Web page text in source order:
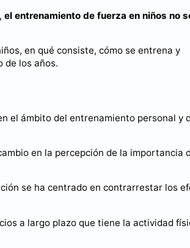
el entrenamiento de fuerza en niños no
en qué consiste, cómo se entrena y
de los años.
el ámbito del entrenamiento personal y
en la percepción de la importancia
se ha centrado en contrarrestar los
a largo plazo que tiene la actividad